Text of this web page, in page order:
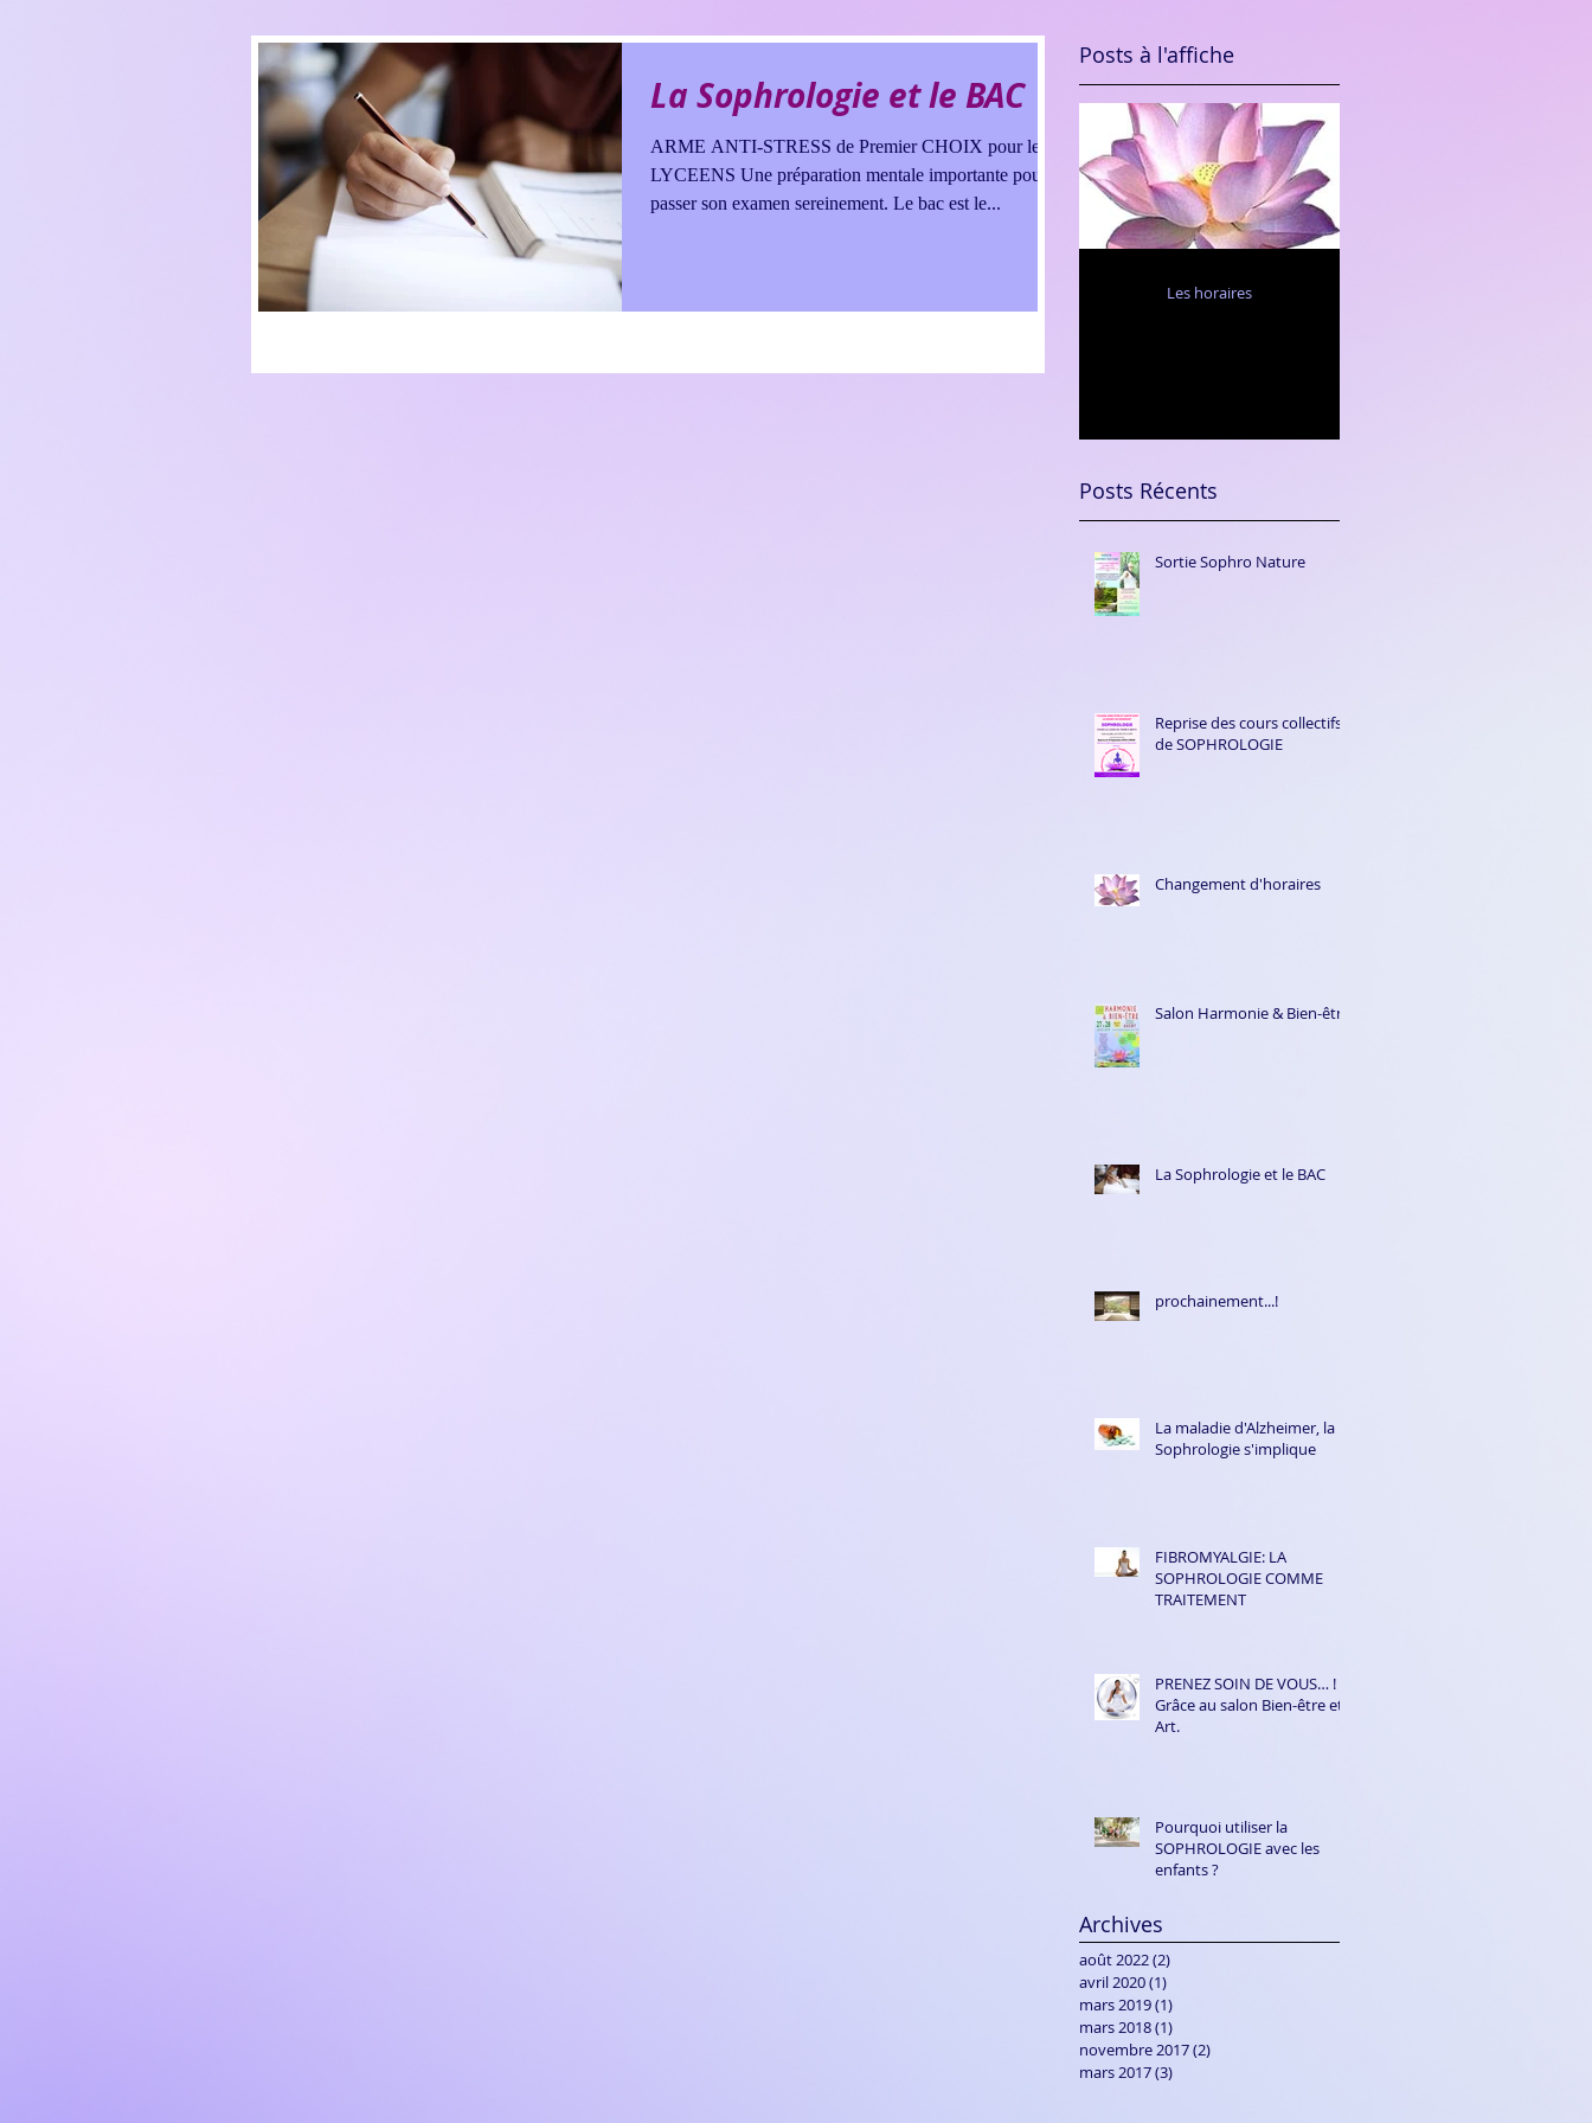
La Sophrologie et le BAC
ARME ANTI-STRESS de Premier CHOIX pour les
LYCEENS Une préparation mentale importante pour
passer son examen sereinement. Le bac est le...
Posts à l'affiche
Changement
Les horaires
Posts Récents
Sortie Sophro Nature
Reprise des cours collectifs
de SOPHROLOGIE
Changement d'horaires
Salon Harmonie & Bien-être
La Sophrologie et le BAC
prochainement...!
La maladie d'Alzheimer, la
Sophrologie s'implique
FIBROMYALGIE: LA
SOPHROLOGIE COMME
TRAITEMENT
PRENEZ SOIN DE VOUS… !
Grâce au salon Bien-être et
Art.
Pourquoi utiliser la
SOPHROLOGIE avec les
enfants ?
Archives
août 2022(2)
avril 2020(1)
mars 2019(1)
mars 2018(1)
novembre 2017(2)
mars 2017(3)